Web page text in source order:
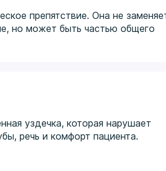
препятствие. Она не
но может быть частью общего
уздечка, которая нарушает
речь и комфорт пациента.